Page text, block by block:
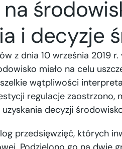
na
i decyzje
z dnia 10 września 2019
miało na celu
wątpliwości
regulacje zaostrzono,
decyzji
przedsięwzięć, których